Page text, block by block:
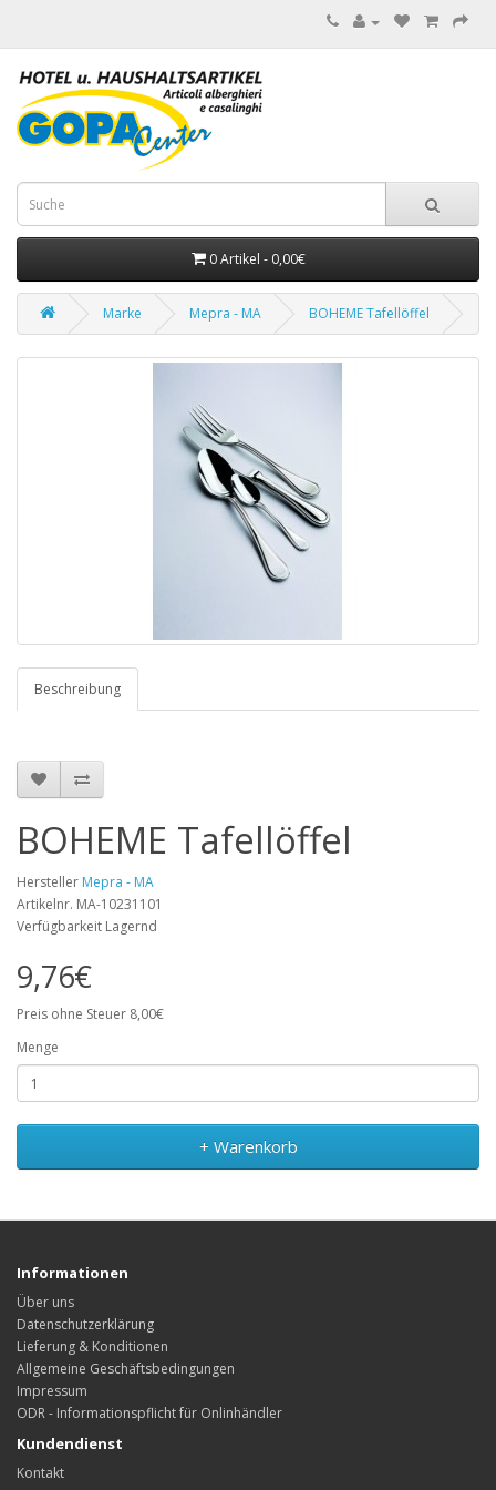
0 Artikel - 0,00€
Marke Mepra - MA BOHEME Tafellöffel
Beschreibung
BOHEME Tafellöffel
Hersteller Mepra - MA
Artikelnr. MA-10231101
Verfügbarkeit Lagernd
9,76€
Preis ohne Steuer 8,00€
Menge
+ Warenkorb
Informationen
Über uns
Datenschutzerklärung
Lieferung & Konditionen
Allgemeine Geschäftsbedingungen
Impressum
ODR - Informationspflicht für Onlinhändler
Kundendienst
Kontakt